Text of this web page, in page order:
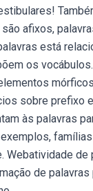
afixos,
está
os
sobre prefixo
às palavras
Webatividade de
de palavras